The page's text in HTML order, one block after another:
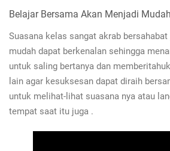
Belajar Bersama Akan Menjadi Mudah
Suasana kelas sangat akrab
mudah dapat berkenalan sehingga
untuk saling bertanya dan
lain agar kesuksesan dapat diraih
untuk melihat-lihat suasana nya atau
tempat saat itu juga .